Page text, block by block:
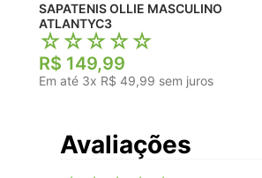
SAPATENIS OLLIE MASCULINO
ATLANTYC3
☆☆☆☆☆
R$ 149,99
Em até 3x R$ 49,99 sem juros
Avaliações